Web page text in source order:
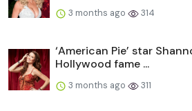
3 months ago 314
‘American Pie’ star
Hollywood fame ...
3 months ago 311